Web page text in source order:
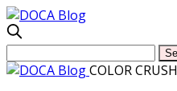
COLOR CRUSH